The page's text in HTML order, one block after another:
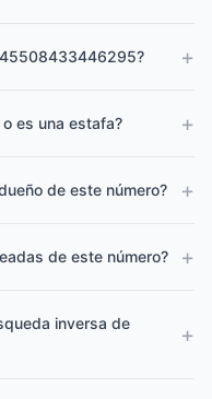
+
es una estafa? +
de este número? +
de este número? +
inversa de
+